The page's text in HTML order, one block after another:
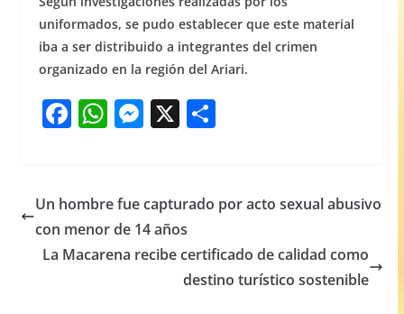
uniformados, se pudo establecer que este material
iba a ser distribuido a integrantes del crimen
organizado en la región del Ariari.
F
e
b
o
W
s
A
p
M
e
n
g
X S
e
Un hombre fue capturado por acto sexual abusivo
con menor de 14 años
La Macarena recibe certificado de calidad como
destino turístico sostenible